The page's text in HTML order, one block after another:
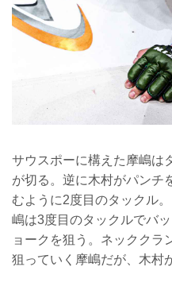
サウスポーに構えた摩嶋は
が切る。逆に木村がパンチ
むように2度目のタックル
嶋は3度目のタックルでバ
ョークを狙う。ネッククラ
狙っていく摩嶋だが、木村